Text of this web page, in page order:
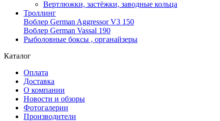
Вертлюжки, застёжки, заводные кольца
Троллинг
Воблер German Aggressor V3 150
Воблер German Vassal 190
Рыболовные боксы , органайзеры
Каталог
Оплата
Доставка
О компании
Новости и обзоры
Фотогалерии
Производители